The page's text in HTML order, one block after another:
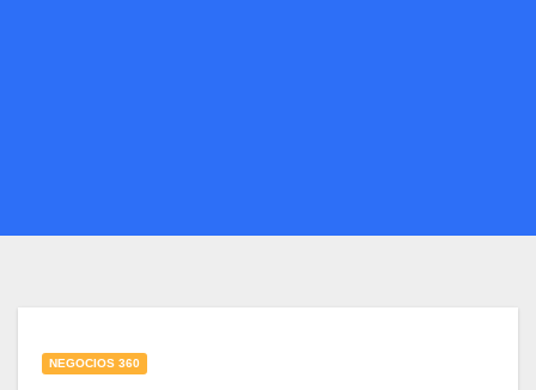
NEGOCIOS 360